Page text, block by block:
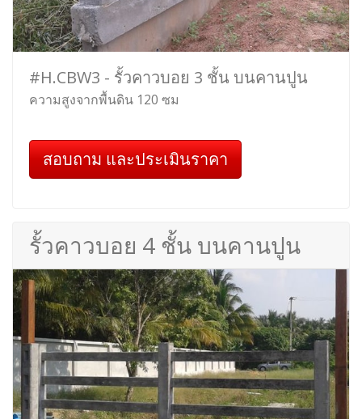
#H.CBW3 - รั้วคาวบอย 3 ชั้น บนคานปูน
ความสูงจากพื้นดิน 120 ซม
สอบถาม และประเมินราคา
รั้วคาวบอย 4 ชั้น บนคานปูน